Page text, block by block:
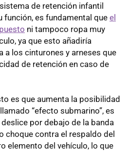
de retención infantil
función, es fundamental que el
ni tampoco ropa muy
ya que esto añadiría
a los cinturones y arneses que
de retención en caso de
es que aumenta la posibilidad
“efecto submarino”, es
por debajo de la banda
choque contra el respaldo del
elemento del vehículo, lo que